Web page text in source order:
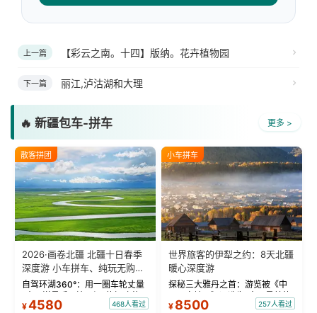
上一篇 【彩云之南。十四】版纳。花卉植物园
下一篇 丽江,泸沽湖和大理
🔥 新疆包车-拼车 更多 >
散客拼团
2026·画卷北疆 北疆十日春季
深度游 小车拼车、纯玩无购
物！
自驾环湖360°：用一圈车轮丈量
“大西洋最后一滴眼泪”的极致蔚
蓝。 赛湖旅拍：甄选多款风格服
¥4580 468人看过
小车拼车
世界旅客的伊犁之约：8天北疆
暖心深度游
探秘三大雅丹之首：游览被《中
国国家地理》评选为“中国最美的
三大雅丹”第一名的克拉玛依魔鬼
¥ 8500 257人看过